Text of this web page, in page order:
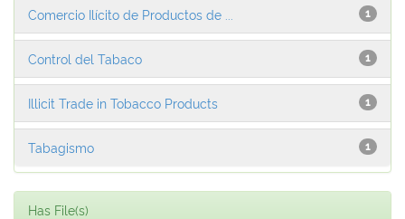
1
Comercio Ilícito de Productos de ...
1
Control del Tabaco
1
Illicit Trade in Tobacco Products
1
Tabagismo
Has File(s)